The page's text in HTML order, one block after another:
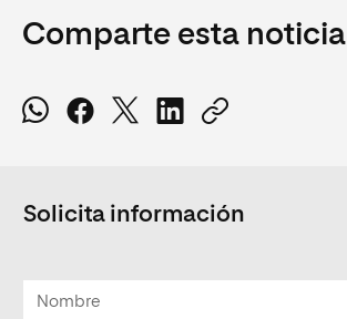
Comparte esta noticia
Solicita información